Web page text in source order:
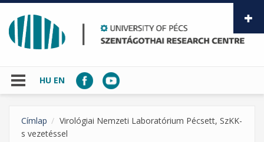
Skip to main content
HU EN
Címlap
Virológiai Nemzeti Laboratórium Pécsett, SzKK-
s vezetéssel